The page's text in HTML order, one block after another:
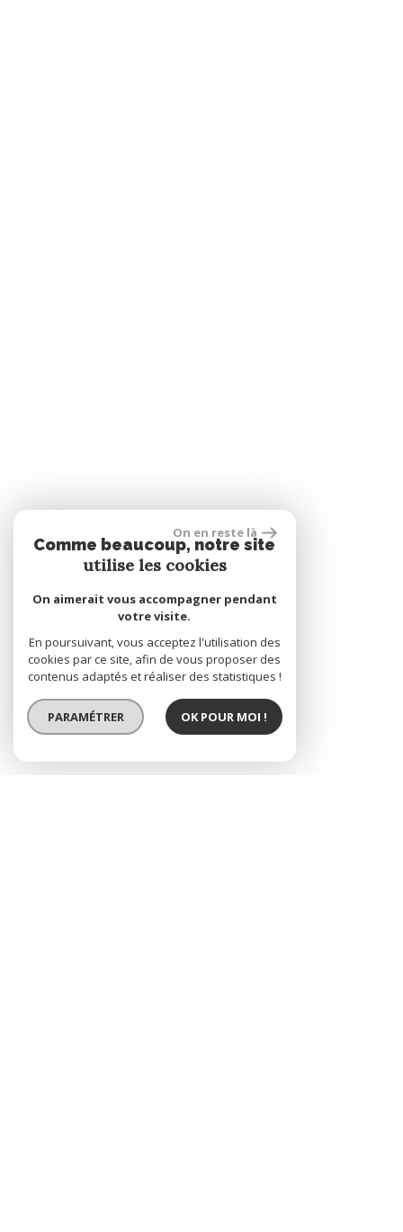
On en reste là
Comme beaucoup, notre site
utilise les cookies
On aimerait vous accompagner pendant
votre visite.
En poursuivant, vous acceptez l'utilisation des
cookies par ce site, afin de vous proposer des
contenus adaptés et réaliser des statistiques !
PARAMÉTRER OK POUR MOI !